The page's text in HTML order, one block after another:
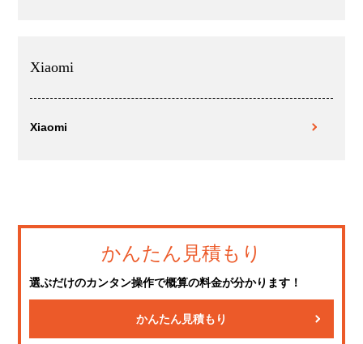
Xiaomi
Xiaomi
かんたん見積もり
選ぶだけのカンタン操作で概算の料金が分かります！
かんたん見積もり